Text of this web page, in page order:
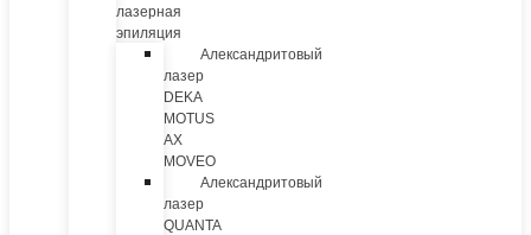
лазерная
эпиляция
Александритовый
лазер
DEKA
MOTUS
AX
MOVEO
Александритовый
лазер
QUANTA